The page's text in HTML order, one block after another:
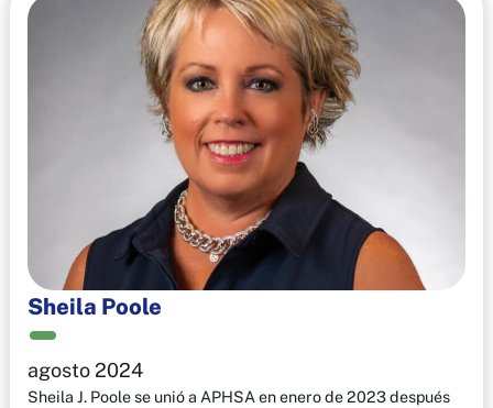
Sheila Poole
agosto 2024
Sheila J. Poole se unió a APHSA en enero de 2023 después